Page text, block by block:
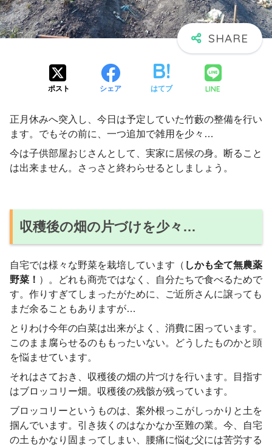
ポスト シェア はてブ LINE
正月休みへ突入し、今日は予定していた竹藪の整備を行い
ます。でもその前に、一つ追加で雑用を少々…
今は子供部屋おじさんとして、実家に居候の身。断ること
は出来ません。さっさと終わらせるとしましょう。
収穫後の畑の片づけを少々…
自宅では様々な野菜を栽培しています（ しかも全て無農薬
野菜！ ）。どれも商売ではなく、自分たちで食べるためで
す。作りすぎてしまったがために、ご近所さんに譲っても
まだ余ることもありますが…
とりわけ今年の白菜は出来がよく、消費に困っています。
このまま腐らせるのももったいない。どうしたものかと頭
を悩ませています。
それはさておき、収穫後の畑の片づけを行います。目指す
はブロッコリー畑。収穫後の残骸が残っています。
ブロッコリーというものは、案外根っこがしっかりと土を
掴んでいます。引き抜くのはなかなか至難の業。今、自宅
の土もかなり固まってしまい、腰痛に悩む父には苦労する